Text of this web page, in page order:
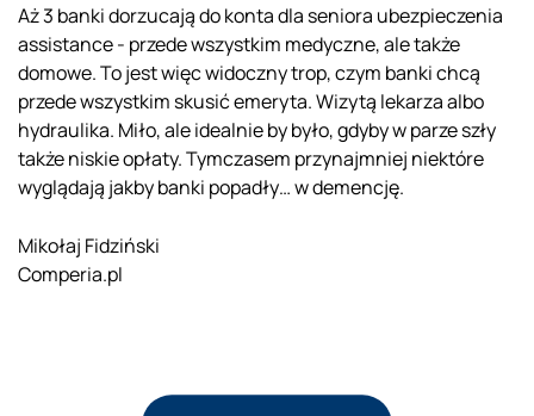
Aż 3 banki dorzucają do konta dla seniora ubezpieczenia
assistance - przede wszystkim medyczne, ale także
domowe. To jest więc widoczny trop, czym banki chcą
przede wszystkim skusić emeryta. Wizytą lekarza albo
hydraulika. Miło, ale idealnie by było, gdyby w parze szły
także niskie opłaty. Tymczasem przynajmniej niektóre
wyglądają jakby banki popadły… w demencję.
Mikołaj Fidziński
Comperia.pl